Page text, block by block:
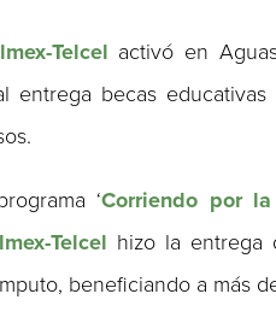
Telcel activó en
entrega becas
‘Corriendo por
Telcel hizo la entrega
beneficiando a más